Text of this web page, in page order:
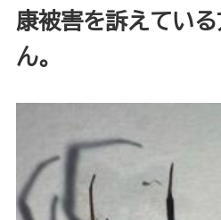
康被害を訴えてい
ん。